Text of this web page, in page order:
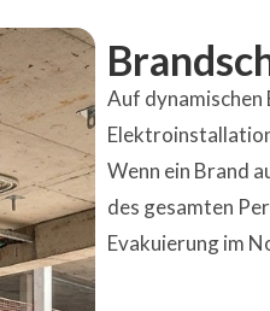
Auf
Wenn ein Brand
des gesamten
Evakuierung im